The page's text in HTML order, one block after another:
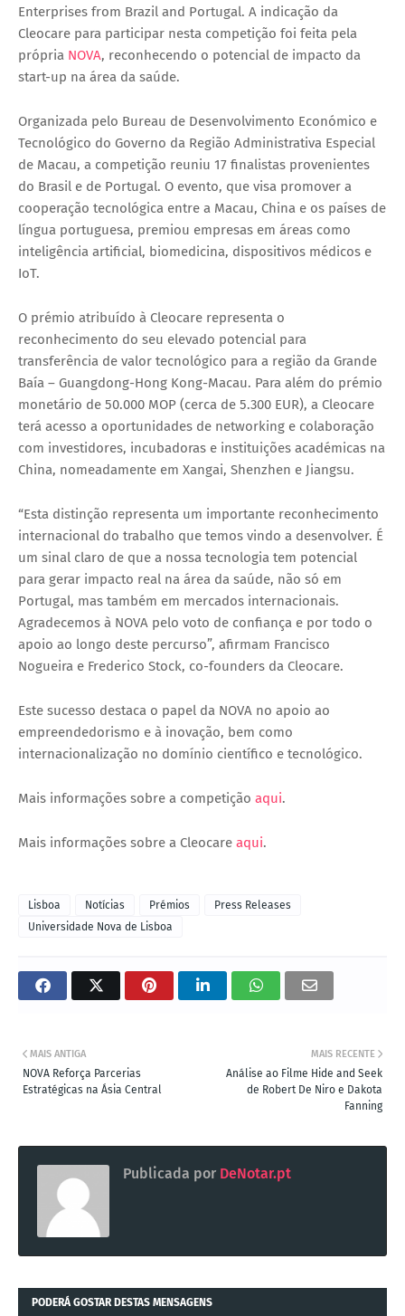
Enterprises from Brazil and Portugal. A indicação da
Cleocare para participar nesta competição foi feita pela
própria NOVA, reconhecendo o potencial de impacto da
start-up na área da saúde.
Organizada pelo Bureau de Desenvolvimento Económico e
Tecnológico do Governo da Região Administrativa Especial
de Macau, a competição reuniu 17 finalistas provenientes
do Brasil e de Portugal. O evento, que visa promover a
cooperação tecnológica entre a Macau, China e os países de
língua portuguesa, premiou empresas em áreas como
inteligência artificial, biomedicina, dispositivos médicos e
IoT.
O prémio atribuído à Cleocare representa o
reconhecimento do seu elevado potencial para
transferência de valor tecnológico para a região da Grande
Baía – Guangdong-Hong Kong-Macau. Para além do prémio
monetário de 50.000 MOP (cerca de 5.300 EUR), a Cleocare
terá acesso a oportunidades de networking e colaboração
com investidores, incubadoras e instituições académicas na
China, nomeadamente em Xangai, Shenzhen e Jiangsu.
“Esta distinção representa um importante reconhecimento
internacional do trabalho que temos vindo a desenvolver. É
um sinal claro de que a nossa tecnologia tem potencial
para gerar impacto real na área da saúde, não só em
Portugal, mas também em mercados internacionais.
Agradecemos à NOVA pelo voto de confiança e por todo o
apoio ao longo deste percurso”, afirmam Francisco
Nogueira e Frederico Stock, co-founders da Cleocare.
Este sucesso destaca o papel da NOVA no apoio ao
empreendedorismo e à inovação, bem como
internacionalização no domínio científico e tecnológico.
Mais informações sobre a competição aqui.
Mais informações sobre a Cleocare aqui.
Lisboa Notícias Prémios
Press Releases
Universidade Nova de Lisboa
MAIS RECENTE
Análise ao Filme Hide and Seek
de Robert De Niro e Dakota
Fanning
MAIS ANTIGA
NOVA Reforça Parcerias
Estratégicas na Ásia Central
Publicada por DeNotar.pt
PODERÁ GOSTAR DESTAS MENSAGENS